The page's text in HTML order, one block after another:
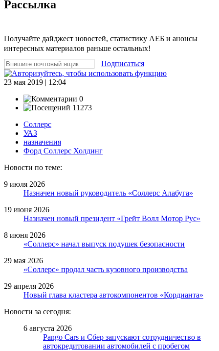
Рассылка
Получайте дайджест новостей, статистику АЕБ и анонсы
интересных материалов раньше остальных!
Подписаться
23 мая 2019 | 12:04
0
11273
Соллерс
УАЗ
назначения
Форд Соллерс Холдинг
Новости по теме:
9 июля 2026
Назначен новый руководитель «Соллерс Алабуга»
19 июня 2026
Назначен новый президент «Грейт Волл Мотор Рус»
8 июня 2026
«Соллерс» начал выпуск подушек безопасности
29 мая 2026
«Соллерс» продал часть кузовного производства
29 апреля 2026
Новый глава кластера автокомпонентов «Кордианта»
Новости за сегодня:
6 августа 2026
Pango Cars и Сбер запускают сотрудничество в
автокредитовании автомобилей с пробегом